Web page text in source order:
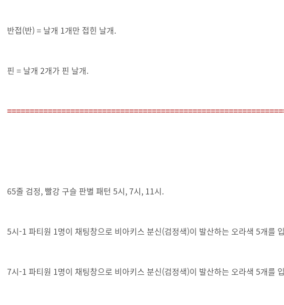
반접(반) = 날개 1개만 접힌 날개.
핀 = 날개 2개가 핀 날개.
65줄 검정, 빨강 구슬 판별 패턴 5시, 7시, 11시.
5시-1 파티원 1명이 채팅창으로 비아키스 분신(검정색)이 발산하는 오라색 5개를
7시-1 파티원 1명이 채팅창으로 비아키스 분신(검정색)이 발산하는 오라색 5개를